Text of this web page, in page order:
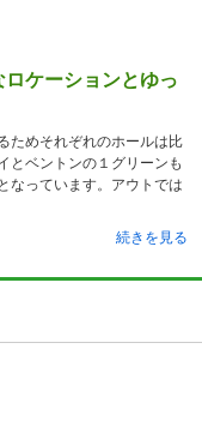
ケーションとゆっ
ためそれぞれのホールは比
とベントンの１グリーンも
なっています。アウトでは
続きを見る